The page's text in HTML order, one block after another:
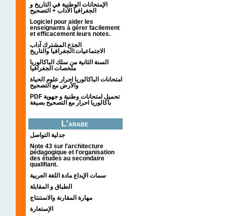
الإمتحانات الوطنية في التاريخ و
الجغرافيا الآداب + التصحيح
Logiciel pour aider les
enseignants à gérer facilement
et efficacement leurs notes.
الجذع المشترك آداب
الاجتماعيات:الجغرافيا والتاريخ
السنة الثانية من سلك الباكالوريا
ملخصات الجغرافيا
امتحانات الباكالوريا احرار علوم الحياة
والأرض مع التصحيح
PDF تحميل امتحانات وطنية و جهوية
باكالوريا احرار مع التصحيح بصيغة
L'arabe
جدلية التواصل
Note 43 sur l'architecture
pédagogique et l'organisation
des études au secondaire
qualifiant.
سمات الإبداع مادة اللغة العربية
الطباق و المقابلة
مهارة المقارنة والاستنتاج
الإستعارة